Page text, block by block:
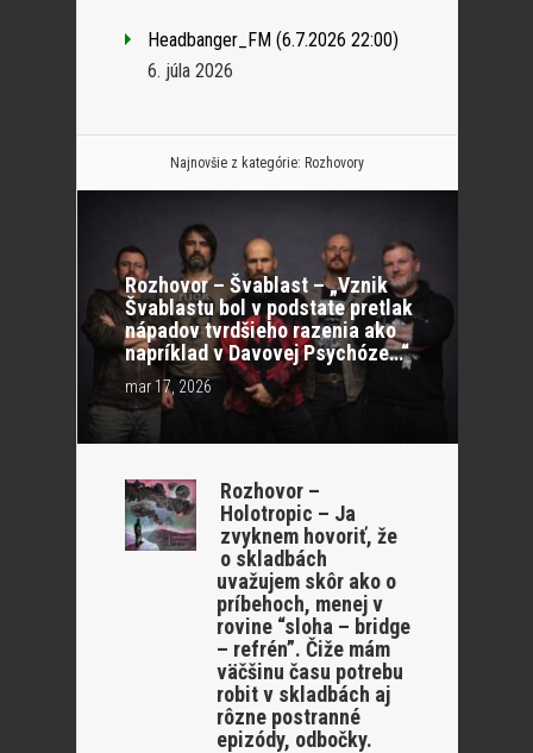
Headbanger_FM (6.7.2026 22:00)
6. júla 2026
Najnovšie z kategórie: Rozhovory
Rozhovor – Švablast – „Vznik
Švablastu bol v podstate pretlak
nápadov tvrdšieho razenia ako
napríklad v Davovej Psychóze…“
mar 17, 2026
Rozhovor –
Holotropic – Ja
zvyknem hovoriť, že
o skladbách
uvažujem skôr ako o
príbehoch, menej v
rovine “sloha – bridge
– refrén”. Čiže mám
väčšinu času potrebu
robit v skladbách aj
rôzne postranné
epizódy, odbočky.